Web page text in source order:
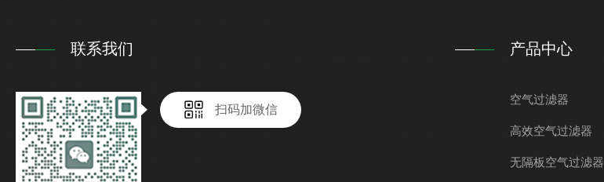
联系我们
扫码加微信
产品中心
空气过滤器
高效空气过滤器
无隔板空气过滤器